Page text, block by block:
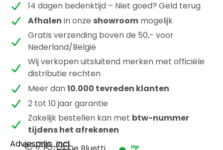
14 dagen bedenktijd – Niet goed? Geld terug
Afhalen in onze showroom mogelijk
Gratis verzending boven de 50,- voor
Nederland/België
Wij verkopen uitsluitend merken met officiële
distributie rechten
Meer dan10.000 tevreden klanten
2 tot 10 jaar garantie
Zakelijk bestellen kan met btw-nummer
tijdens het afrekenen
Adviesprijs
€719,00
incl.
Op